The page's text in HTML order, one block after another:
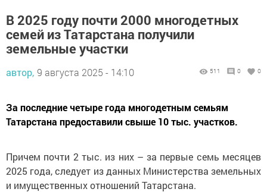
В 2025 году почти 2000 многодетных
семей из Татарстана получили
земельные участки
автор, 9 августа 2025 - 14:10 511 0 0
За последние четыре года многодетным семьям
Татарстана предоставили свыше 10 тыс. участков.
Причем почти 2 тыс. из них – за первые семь месяцев
2025 года, следует из данных Министерства земельных
и имущественных отношений Татарстана.